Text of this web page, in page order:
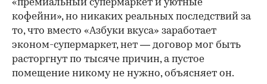
«премиальный супермаркет и уютные
кофейни», но никаких реальных последствий за
то, что вместо «Азбуки вкуса» заработает
эконом-супермаркет, нет — договор мог быть
расторгнут по тысяче причин, а пустое
помещение никому не нужно, объясняет он.